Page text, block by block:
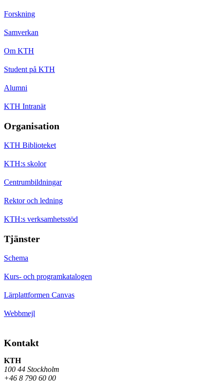
Forskning
Samverkan
Om KTH
Student på KTH
Alumni
KTH Intranät
Organisation
KTH Biblioteket
KTH:s skolor
Centrumbildningar
Rektor och ledning
KTH:s verksamhetsstöd
Tjänster
Schema
Kurs- och programkatalogen
Lärplattformen Canvas
Webbmejl
Kontakt
KTH
100 44 Stockholm
+46 8 790 60 00